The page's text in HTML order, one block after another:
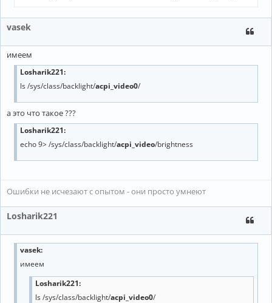
vasek
имеем
Losharik221:
ls /sys/class/backlight/acpi_video0/
а это что такое ???
Losharik221:
echo 9> /sys/class/backlight/acpi_video/brightness
Ошибки не исчезают с опытом - они просто умнеют
Losharik221
vasek:
имеем
Losharik221:
ls /sys/class/backlight/acpi_video0/